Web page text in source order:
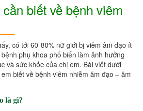
biết về bệnh viêm
có tới 60-80% nữ giới bị viêm âm đạo ít
phụ khoa phổ biến làm ảnh hưởng
và sức khỏe của chị em. Bài viết dưới
biết về bệnh viêm nhiễm âm đạo – âm
là gì?